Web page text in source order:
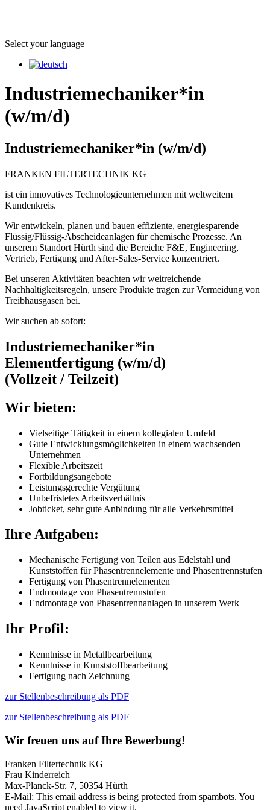
Select your language
Industriemechaniker*in
(w/m/d)
Industriemechaniker*in (w/m/d)
FRANKEN FILTERTECHNIK KG
ist ein innovatives Technologieunternehmen mit weltweitem
Kundenkreis.
Wir entwickeln, planen und bauen effiziente, energiesparende
Flüssig/Flüssig-Abscheideanlagen für chemische Prozesse. An
unserem Standort Hürth sind die Bereiche F&E, Engineering,
Vertrieb, Fertigung und After-Sales-Service konzentriert.
Bei unseren Aktivitäten beachten wir weitreichende
Nachhaltigkeitsregeln, unsere Produkte tragen zur Vermeidung von
Treibhausgasen bei.
Wir suchen ab sofort:
Industriemechaniker*in
Elementfertigung (w/m/d)
(Vollzeit / Teilzeit)
Wir bieten:
Vielseitige Tätigkeit in einem kollegialen Umfeld
Gute Entwicklungsmöglichkeiten in einem wachsenden
Unternehmen
Flexible Arbeitszeit
Fortbildungsangebote
Leistungsgerechte Vergütung
Unbefristetes Arbeitsverhältnis
Jobticket, sehr gute Anbindung für alle Verkehrsmittel
Ihre Aufgaben:
Mechanische Fertigung von Teilen aus Edelstahl und
Kunststoffen für Phasentrennelemente und Phasentrennstufen
Fertigung von Phasentrennelementen
Endmontage von Phasentrennstufen
Endmontage von Phasentrennanlagen in unserem Werk
Ihr Profil:
Kenntnisse in Metallbearbeitung
Kenntnisse in Kunststoffbearbeitung
Fertigung nach Zeichnung
zur Stellenbeschreibung als PDF
zur Stellenbeschreibung als PDF
Wir freuen uns auf Ihre Bewerbung!
Franken Filtertechnik KG
Frau Kinderreich
Max-Planck-Str. 7, 50354 Hürth
E-Mail: This email address is being protected from spambots. You
need JavaScript enabled to view it.